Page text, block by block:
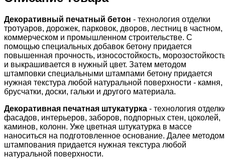
Декоративный печатный бетон - технология отделки
тротуаров, дорожек, парковок, дворов, лестниц в частном,
коммерческом и промышленном строительстве. С
помощью специальных добавок бетону придается
повышенная прочность, износостойкость,
и выкрашивается в нужный цвет. Затем методом
штамповки специальными штампами бетону придается
нужная текстура любой натуральной поверхности - камня,
брусчатки, доски, гальки и другого материала.
Декоративная печатная штукатурка - технология
фасадов, интерьеров, заборов, подпорных стен, цоколей,
каминов, колонн. Уже цветная штукатурка в массе
наноситься на подготовленное основание. Далее методом
штампования придается нужная текстура любой
натуральной поверхности.